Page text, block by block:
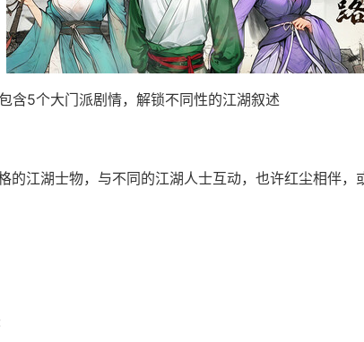
5个大门派剧情，解锁不同性的江湖叙述
江湖士物，与不同的江湖人士互动，也许红尘相伴，